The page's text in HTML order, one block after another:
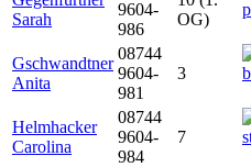
Sarah
9604-
986
OG)
Gschwandtner
Anita
08744
9604-
981
3
Helmhacker
Carolina
08744
9604-
984
7